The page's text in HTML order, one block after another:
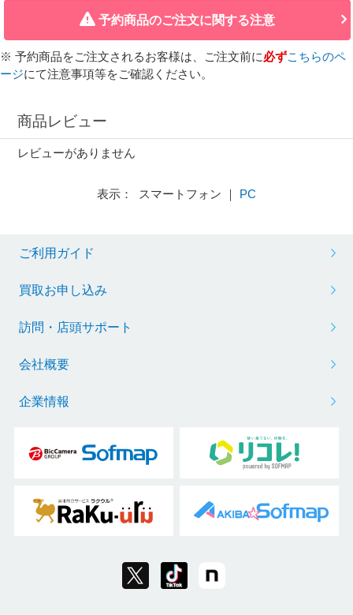
予約商品のご注文に関する注意
※ 予約商品をご注文されるお客様は、ご注文前に必ずこちらのペ
ージにて注意事項等をご確認ください。
商品レビュー
レビューがありません
表示： スマートフォン ｜ PC
ご利用ガイド
買取お申し込み
訪問・店頭サポート
会社概要
企業情報